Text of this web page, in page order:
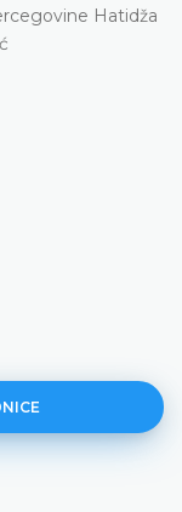
Hatidža